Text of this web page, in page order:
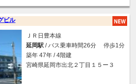
ビル
ＪＲ日豊本線
延岡駅 / バス乗車時間26分 停歩1分
築年 47年 / 4階建
宮崎県延岡市出北２丁目１５ー３